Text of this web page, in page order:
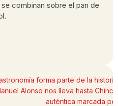
combinan sobre el pan de